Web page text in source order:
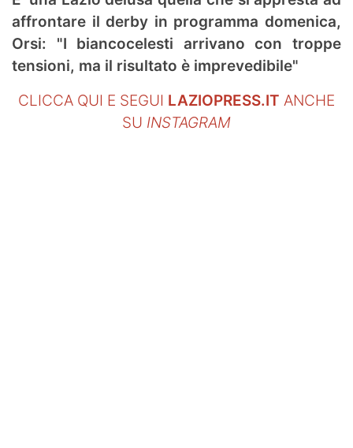
SHOP LAZIO
Contatti
affrontare il derby in programma domenica,
Orsi: "I biancocelesti arrivano con troppe
tensioni, ma il risultato è imprevedibile"
CLICCA QUI E SEGUI LAZIOPRESS.IT ANCHE
SU INSTAGRAM